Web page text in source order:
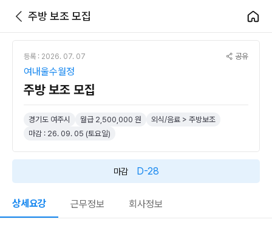
주방 보조 모집
등록 : 2026. 07. 07 공유
여내울수월정
주방 보조 모집
경기도 여주시 월급 2,500,000 원
외식/음료 > 주방보조
마감 : 26. 09. 05 (토요일)
마감 D-28
상세요강 근무정보 회사정보